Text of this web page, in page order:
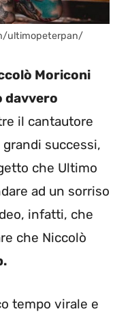
ultimopeterpan/
Moriconi
davvero
il cantautore
successi,
che Ultimo
ad un sorriso
infatti, che
che Niccolò
tempo virale e